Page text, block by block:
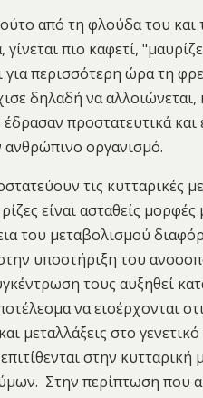
από τη φλούδα του
γίνεται πιο καφετί,
για περισσότερη ώρα τη
δηλαδή να
έδρασαν προστατευτικά
ανθρώπινο οργανισμό.
τις κυτταρικές
είναι ασταθείς
του μεταβολισμού
υποστήριξη του
τους αυξηθεί
να εισέρχονται
μεταλλάξεις στο
στην
Στην περίπτωση που